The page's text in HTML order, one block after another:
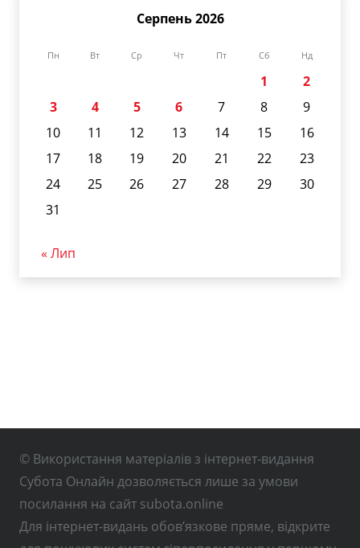
Серпень 2026
Пн Вт Ср Чт Пт Сб Нд
1
2
3
4 5 6 7 8
9
10
11 12 13 14 15
16
17
18 19 20 21 22
23
24
25 26 27 28 29
30
31
« Лип
© Використання матеріалів з інтернет-видання
Субота Онлайн дозволяється лише за умови
посилання на сайт subota.online
Для інтернет-видань обов’язкове пряме, відкрите